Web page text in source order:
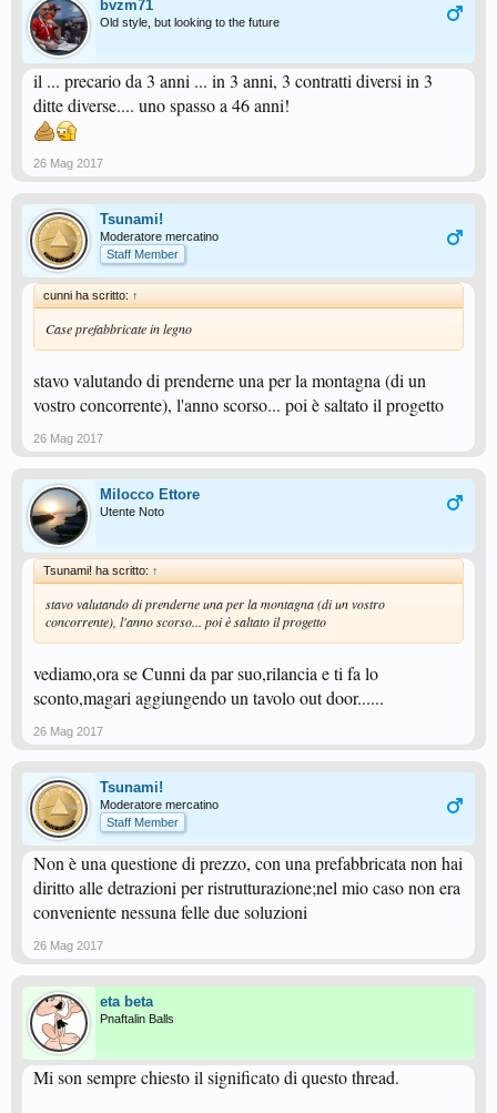
bvzm71
Old style, but looking to the future
il ... precario da 3 anni ... in 3 anni, 3 contratti diversi in 3
ditte diverse.... uno spasso a 46 anni!
26 Mag 2017
Tsunami!
Moderatore mercatino
Staff Member
cunni ha scritto: ↑
Case prefabbricate in legno
stavo valutando di prenderne una per la montagna (di un
vostro concorrente), l'anno scorso... poi è saltato il progetto
26 Mag 2017
Milocco Ettore
Utente Noto
Tsunami! ha scritto: ↑
stavo valutando di prenderne una per la montagna (di un vostro
concorrente), l'anno scorso... poi è saltato il progetto
vediamo,ora se Cunni da par suo,rilancia e ti fa lo
sconto,magari aggiungendo un tavolo out door......
26 Mag 2017
Tsunami!
Moderatore mercatino
Staff Member
Non è una questione di prezzo, con una prefabbricata non hai
diritto alle detrazioni per ristrutturazione;nel mio caso non era
conveniente nessuna felle due soluzioni
26 Mag 2017
eta beta
Pnaftalin Balls
Mi son sempre chiesto il significato di questo thread.